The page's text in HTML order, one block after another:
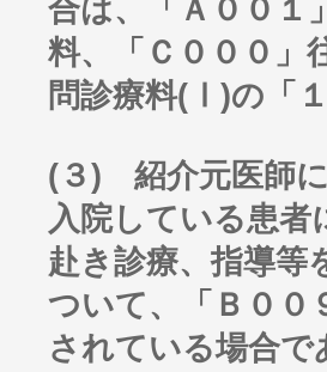
合は、「Ａ００１
料、「Ｃ０００」
問診療料(Ⅰ)の「
(３) 紹介元医師
入院している患者
赴き診療、指導等
ついて、「Ｂ００
されている場合